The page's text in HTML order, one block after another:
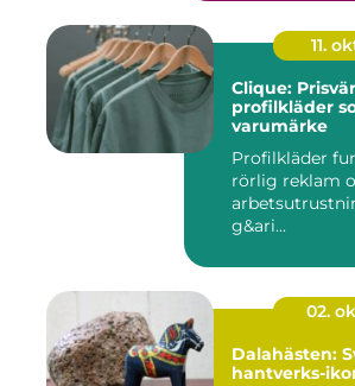
11.
Clique:
profilkläder
varumärke
Profilkläder
rörlig reklam
g&ari...
02.
Dalahästen:
hantverks-